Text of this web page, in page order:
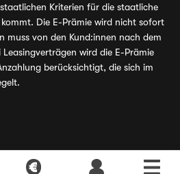
Kriterien für die staatliche
Die E-Prämie wird nicht sofort
muss von den Kund:innen nach dem
wird die E-Prämie
berücksichtigt, die sich im